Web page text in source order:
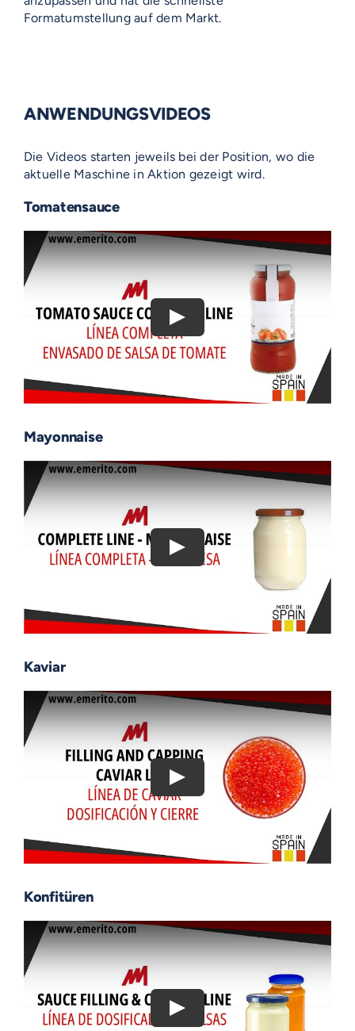
Formatumstellung auf dem Markt.
ANWENDUNGSVIDEOS
Die Videos starten jeweils bei der Position, wo die
aktuelle Maschine in Aktion gezeigt wird.
Tomatensauce
Mayonnaise
Kaviar
Konfitüren